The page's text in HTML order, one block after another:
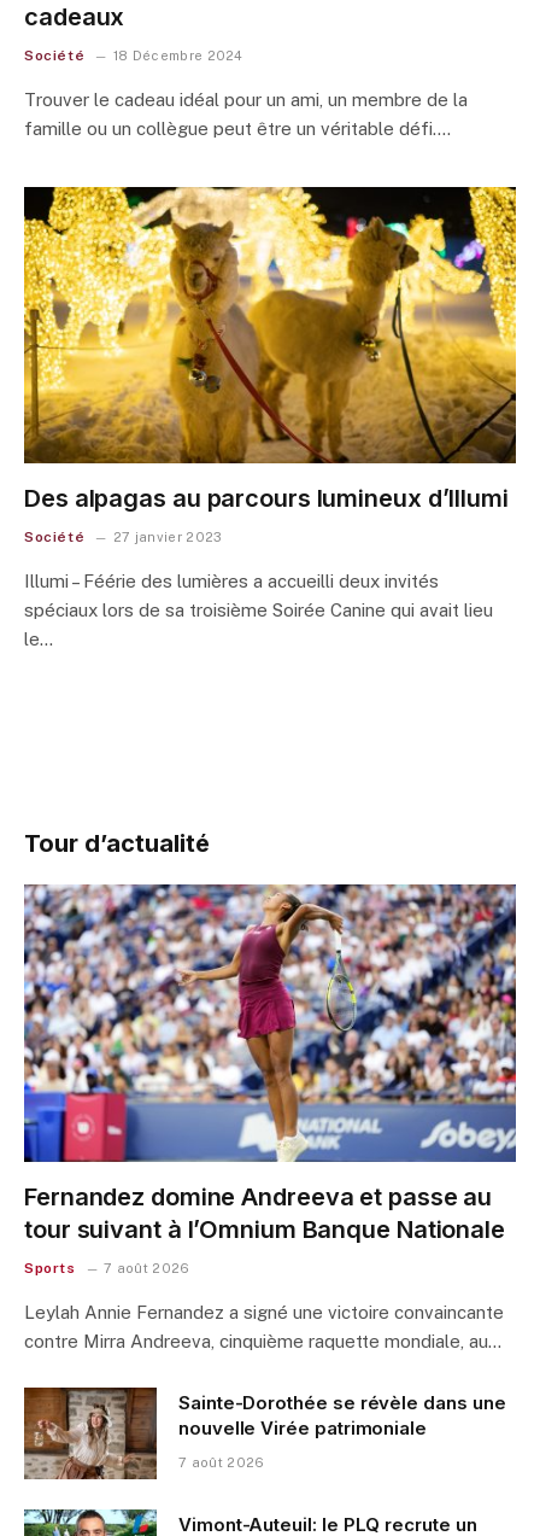
cadeaux
Société 18 Décembre 2024
Trouver le cadeau idéal pour un ami, un membre de la
famille ou un collègue peut être un véritable défi.…
Des alpagas au parcours lumineux d’Illumi
Société 27 janvier 2023
Illumi – Féérie des lumières a accueilli deux invités
spéciaux lors de sa troisième Soirée Canine qui avait lieu
le…
Tour d’actualité
Fernandez domine Andreeva et passe au
tour suivant à l’Omnium Banque Nationale
Sports 7 août 2026
Leylah Annie Fernandez a signé une victoire convaincante
contre Mirra Andreeva, cinquième raquette mondiale, au…
Sainte-Dorothée se révèle dans une
nouvelle Virée patrimoniale
7 août 2026
Vimont-Auteuil: le PLQ recrute un